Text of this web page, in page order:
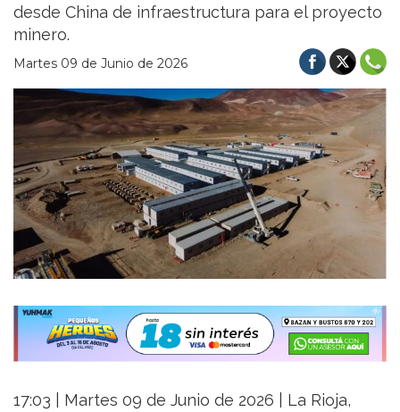
desde China de infraestructura para el proyecto
minero.
Martes 09 de Junio de 2026
17:03 | Martes 09 de Junio de 2026 | La Rioja,